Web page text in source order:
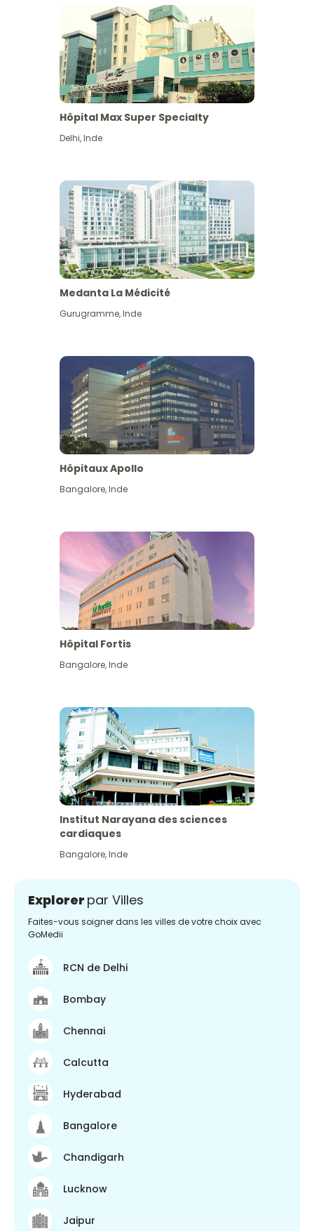
Hôpital Max Super Specialty
Delhi,Inde
Medanta La Médicité
Gurugramme,Inde
Hôpitaux Apollo
Bangalore,Inde
Hôpital Fortis
Bangalore,Inde
Institut Narayana des sciences
cardiaques
Bangalore,Inde
Explorer par Villes
Faites-vous soigner dans les villes de votre choix avec
GoMedii
RCN de Delhi
Bombay
Chennai
Calcutta
Hyderabad
Bangalore
Chandigarh
Lucknow
Jaipur